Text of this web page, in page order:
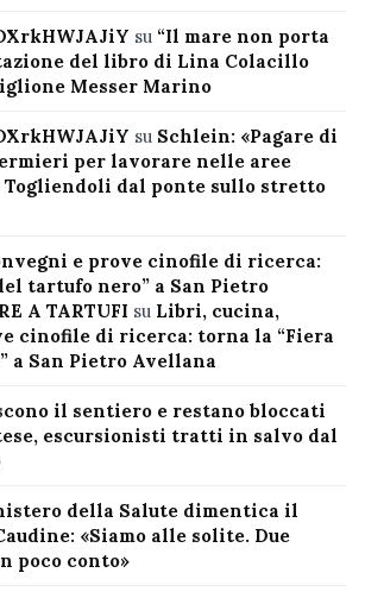
su “Il mare non porta
del libro di Lina Colacillo
Messer Marino
su Schlein: «Pagare di
per lavorare nelle aree
dal ponte sullo stretto
e prove cinofile di ricerca:
tartufo nero” a San Pietro
A TARTUFI su Libri, cucina,
cinofile di ricerca: torna la “Fiera
a San Pietro Avellana
il sentiero e restano bloccati
escursionisti tratti in salvo dal
della Salute dimentica il
«Siamo alle solite. Due
poco conto»